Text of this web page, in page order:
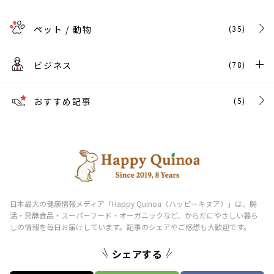
ペット / 動物 (35)
ビジネス (78)
おすすめ記事 (5)
シェアする